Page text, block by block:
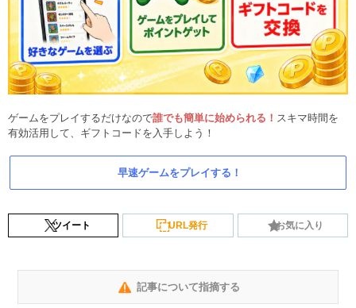
ゲームをプレイするだけなので誰でも簡単に始められる！ スキマ時間を
有効活用して、ギフトコードを入手しよう！
早速ゲームをプレイする！
ツイート URL発行 お気に入り
記事について指摘する